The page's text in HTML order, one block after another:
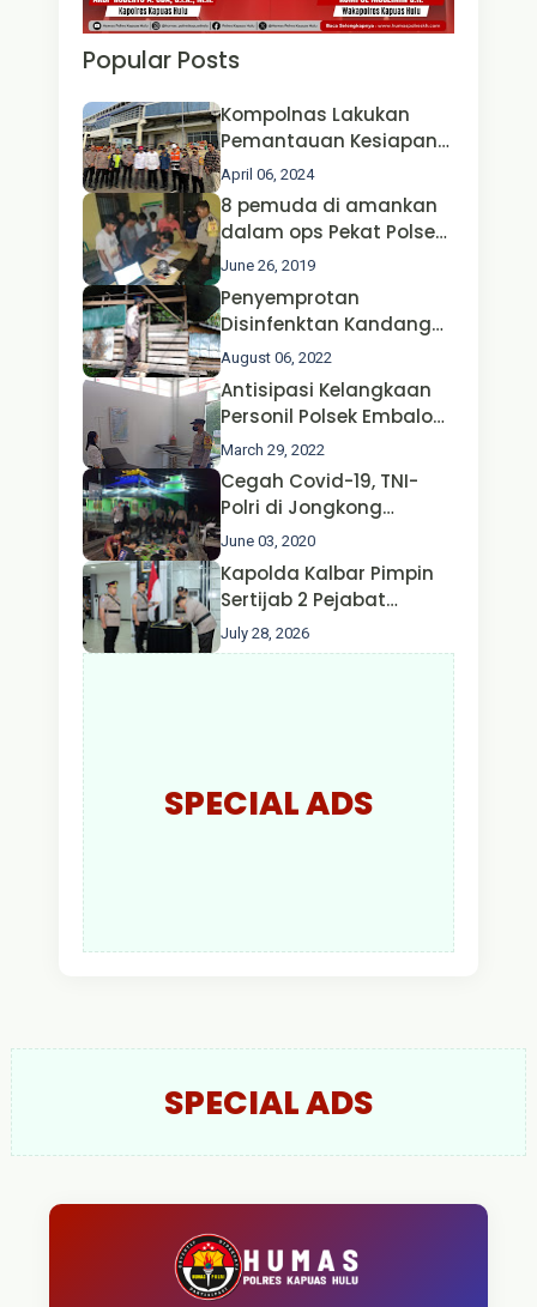
Popular Posts
Kompolnas Lakukan
Pemantauan Kesiapan
Operasi Ketupat 2024 di
Polda Jatim Bersama
Kapolri dan Menteri
Perhubungan
April 06, 2024
8 pemuda di amankan
dalam ops Pekat Polsek
Jongkong
June 26, 2019
Penyemprotan
Disinfenktan Kandang
Ternak Kambing warga
Oleh Satgas Ops Aman
Nusa II Polda Kalbar*
August 06, 2022
Antisipasi Kelangkaan
Personil Polsek Embaloh
Hulu Gencar Lakukan
Pengecekan Oksigen
March 29, 2022
Cegah Covid-19, TNI-
Polri di Jongkong
Himbau Masyarakat
Jangan Kumpul Hinga
Larut Malam.
June 03, 2020
Kapolda Kalbar Pimpin
Sertijab 2 Pejabat
Utama dan 7 Kapolres,
AKBP Wisnu Perdana
July 28, 2026
SPECIAL ADS
SPECIAL ADS